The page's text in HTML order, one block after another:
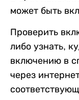
может быть
Проверить
либо узнать,
включению в
через